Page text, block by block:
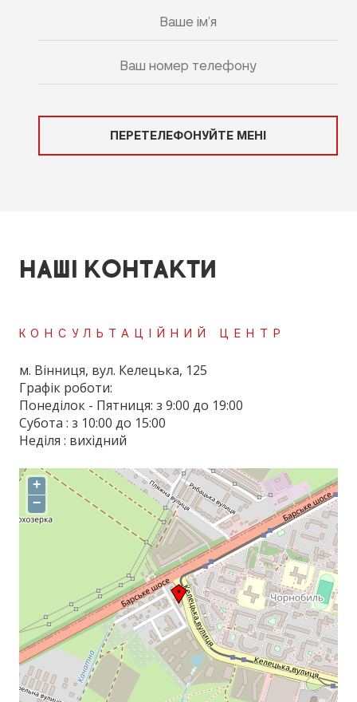
ПЕРЕТЕЛЕФОНУЙТЕ МЕНІ
НАШІ КОНТАКТИ
КОНСУЛЬТАЦІЙНИЙ ЦЕНТР
м. Вінниця, вул. Келецька, 125
Графік роботи:
Понеділок - Пятниця: з 9:00 до 19:00
Субота : з 10:00 до 15:00
Неділя : вихідний
+
−